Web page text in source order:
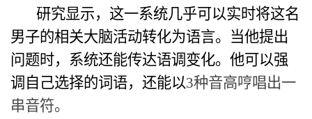
研究显示，这一系统几乎可以实时将这名
男子的相关大脑活动转化为语言。当他提出
问题时，系统还能传达语调变化。他可以强
调自己选择的词语，还能以3种音高哼唱出一
串音符。